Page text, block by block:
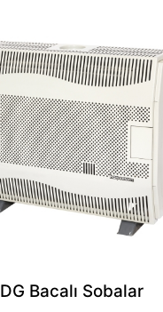
DG Bacalı Sobalar